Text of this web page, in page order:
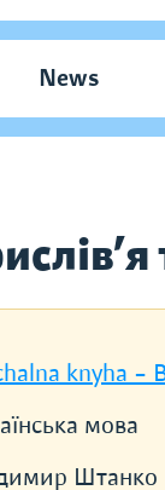
News
knyha –
мова
Штанко